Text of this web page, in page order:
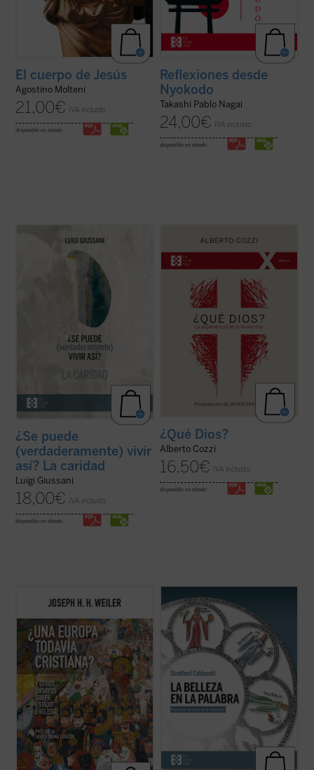
El cuerpo de Jesús
Agostino Molteni
21,00€ IVA incluido
disponible en ebook:
Reflexiones desde
Nyokodo
Takashi Pablo Nagai
24,00€ IVA incluido
disponible en ebook:
este tercer y último volumen dedicado a la
caridad, junto con su condición esencial, el
sacrificio, y su consecuencia práctica, la
(ver ficha)
¿Se puede
(verdaderamente) vivir
así? La caridad
Luigi Giussani
18,00€ IVA incluido
disponible en ebook:
sobre Dios no es meramente un ejercicio
intelectual, sino una apertura, un desafío a
ampliar nuestra comprensión de la
experiencia humana....(ver ficha)
¿Qué Dios?
Alberto Cozzi
16,50€ IVA incluido
disponible en ebook:
más que un decorado para bodas
Pero, ¿qué implica esta amnesia para
Europa?
¿Una Europa todavía cristiana?
invita al lector a replantearse el ...
La Belleza en la Palabra
contribución única para devolver la
realidad al centro del aprendizaje. A los
interrogantes ¿qué es una buena
educación? o ¿para qué sirve?, Stratford
Caldecott ensaya una respuesta arrojando
una nueva ...(ver ficha)